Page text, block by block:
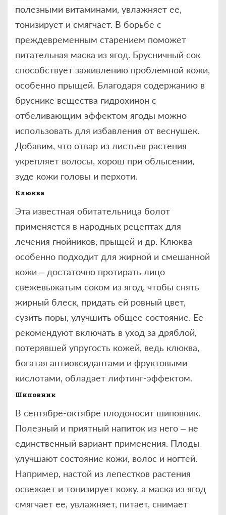
полезными витаминами, увлажняет ее,
тонизирует и смягчает. В борьбе с
преждевременным старением поможет
питательная маска из ягод. Брусничный сок
способствует заживлению проблемной кожи,
особенно прыщей. Благодаря содержанию в
бруснике вещества гидрохинон с
отбеливающим эффектом ягоды можно
использовать для избавления от веснушек.
Добавим, что отвар из листьев растения
укрепляет волосы, хорош при облысении,
зуде кожи головы и перхоти.
Клюква
Эта известная обитательница болот
применяется в народных рецептах для
лечения гнойников, прыщей и др. Клюква
особенно подходит для жирной и смешанной
кожи – достаточно протирать лицо
свежевыжатым соком из ягод, чтобы снять
жирный блеск, придать ей ровный цвет,
сузить поры, улучшить общее состояние. Ее
рекомендуют включать в уход за дряблой,
потерявшей упругость кожей, ведь клюква,
богатая антиоксидантами и фруктовыми
кислотами, обладает лифтинг-эффектом.
Шиповник
В сентябре-октябре плодоносит шиповник.
Полезный и приятный напиток из него – не
единственный вариант применения. Плоды
улучшают состояние кожи, волос и ногтей.
Например, настой из лепестков растения
освежает и тонизирует кожу, а маска из ягод
смягчает ее, увлажняет, питает, снимает